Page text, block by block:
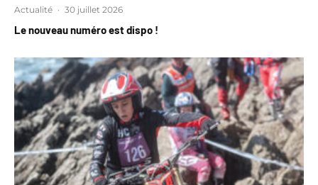
Actualité · 30 juillet 2026
Le nouveau numéro est dispo !